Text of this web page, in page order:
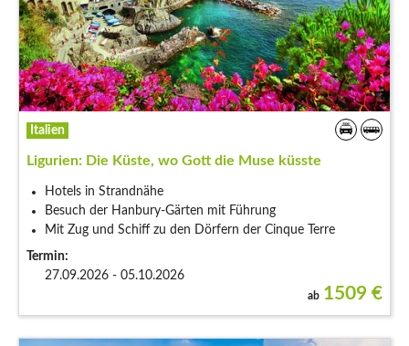
Italien
Ligurien: Die Küste, wo Gott die Muse küsste
Hotels in Strandnähe
Besuch der Hanbury-Gärten mit Führung
Mit Zug und Schiff zu den Dörfern der Cinque Terre
Termin:
27.09.2026 - 05.10.2026
ab 1509 €